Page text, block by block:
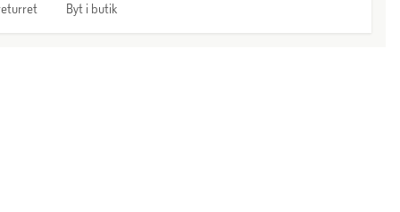
Byt i butik